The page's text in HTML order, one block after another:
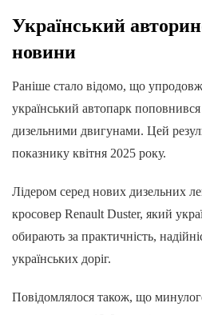
Український
новини
Раніше стало відомо, що
український автопарк поповнився
дизельними двигунами. Цей
показнику квітня 2025 року.
Лідером серед нових дизельних
кросовер Renault Duster, який
обирають за практичність,
українських доріг.
Повідомлялося також, що